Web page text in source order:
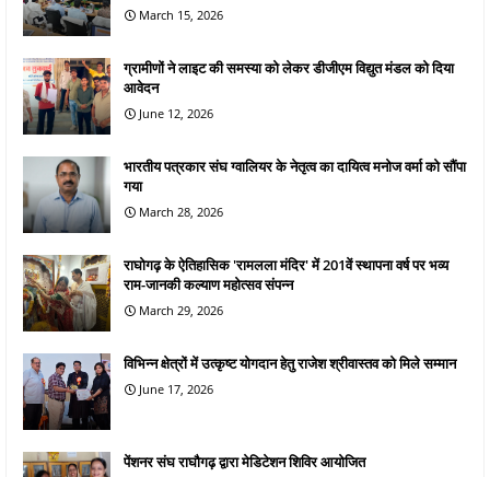
March 15, 2026
ग्रामीणों ने लाइट की समस्या को लेकर डीजीएम विद्युत मंडल को दिया
आवेदन
June 12, 2026
भारतीय पत्रकार संघ ग्वालियर के नेतृत्व का दायित्व मनोज वर्मा को सौंपा
गया
March 28, 2026
राघोगढ़ के ऐतिहासिक 'रामलला मंदिर' में 201वें स्थापना वर्ष पर भव्य
राम-जानकी कल्याण महोत्सव संपन्न
March 29, 2026
विभिन्न क्षेत्रों में उत्कृष्ट योगदान हेतु राजेश श्रीवास्तव को मिले सम्मान
June 17, 2026
पेंशनर संघ राघौगढ़ द्वारा मेडिटेशन शिविर आयोजित